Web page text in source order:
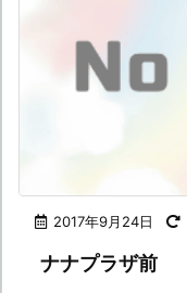
2017年9月24日
ナナプラザ前